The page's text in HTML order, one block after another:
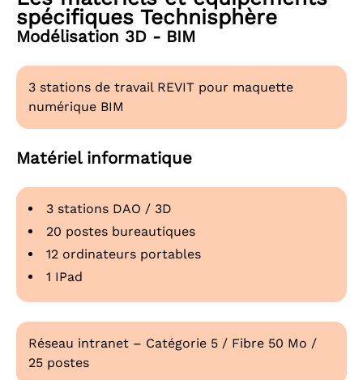
spécifiques Technisphère
Modélisation 3D - BIM
3 stations de travail REVIT pour maquette
numérique BIM
Matériel informatique
3 stations DAO / 3D
20 postes bureautiques
12 ordinateurs portables
1 IPad
Réseau intranet – Catégorie 5 / Fibre 50 Mo /
25 postes